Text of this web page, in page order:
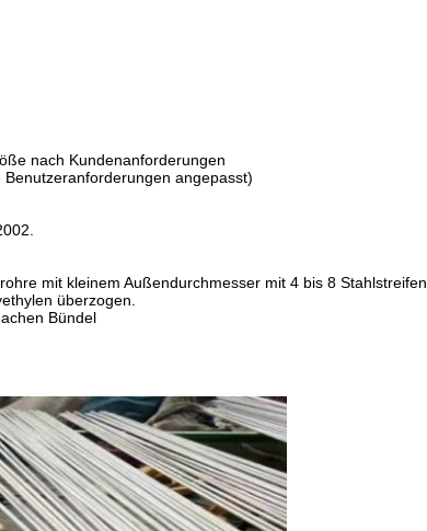
nach Kundenanforderungen
angepasst)
mit kleinem Außendurchmesser mit 4 bis 8 Stahlstreifen.
überzogen.
Bündel